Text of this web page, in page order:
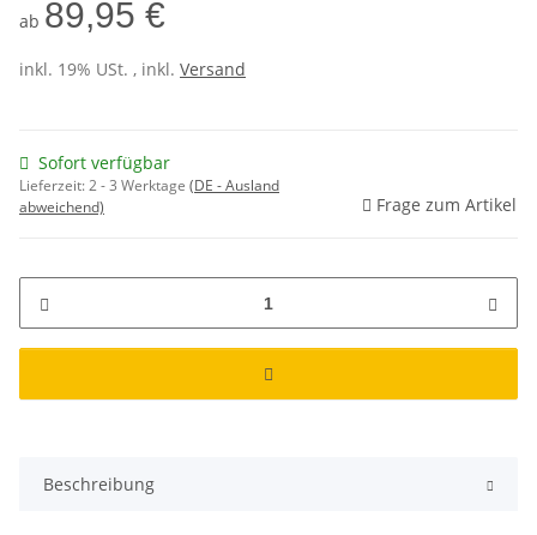
ab 89,95 €
inkl. 19% USt. , inkl. Versand
Sofort verfügbar
Lieferzeit:2 - 3 Werktage (DE - Ausland
abweichend)
Frage zum Artikel
Beschreibung